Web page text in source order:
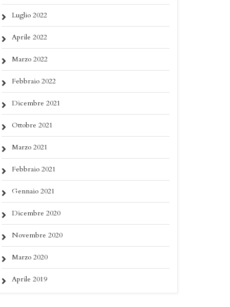
Luglio 2022
Aprile 2022
Marzo 2022
Febbraio 2022
Dicembre 2021
Ottobre 2021
Marzo 2021
Febbraio 2021
Gennaio 2021
Dicembre 2020
Novembre 2020
Marzo 2020
Aprile 2019